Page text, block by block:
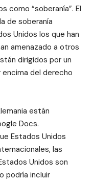
como “soberanía”. El
de soberanía
Unidos los que han
amenazado a otros
dirigidos por un
del derecho
están
Docs.
Estados Unidos
las
Unidos son
podría incluir